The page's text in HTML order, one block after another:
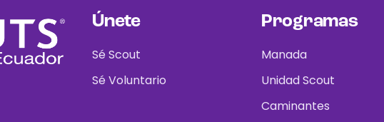
Únete
Sé Scout
Sé Voluntario
Programas
Manada
Unidad Scout
Caminantes